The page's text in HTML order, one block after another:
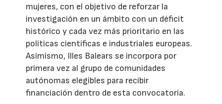
mujeres, con el objetivo de reforzar la
investigación en un ámbito con un déficit
histórico y cada vez más prioritario en las
políticas científicas e industriales europeas.
Asimismo, Illes Balears se incorpora por
primera vez al grupo de comunidades
autónomas elegibles para recibir
financiación dentro de esta convocatoria.